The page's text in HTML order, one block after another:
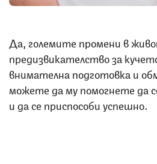
Да, големите промени в
предизвикателство за
внимателна подготовка и
можете да му помогнете да
и да се приспособи успешно.